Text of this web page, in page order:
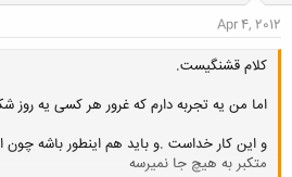
Apr 4, 2012
کلام قشنگیست.
اما من یه تجربه دارم که غرور هر کسی یه روز
و این کار خداست .و باید هم اینطور باشه چون
متکبر به هیچ جا نمیرسه